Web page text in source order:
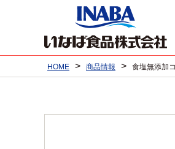
HOME > 商品情報 > 食塩無添加